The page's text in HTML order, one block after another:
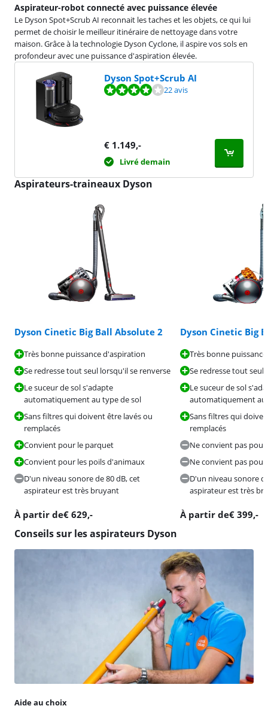
Aspirateur-robot connecté avec puissance élevée
Le Dyson Spot+Scrub AI reconnait les taches et les objets, ce qui lui
permet de choisir le meilleur itinéraire de nettoyage dans votre
maison. Grâce à la technologie Dyson Cyclone, il aspire vos sols en
profondeur avec une puissance d'aspiration élevée.
Dyson Spot+Scrub AI
La note est de 8,2 sur 10, basée sur 22 avis. 22 avis
€ 1.149,-
Livré demain
Aspirateurs-traineaux Dyson
Dyson Cinetic Big Ball Absolute 2
Très bonne puissance d'aspiration
Se redresse tout seul lorsqu'il se renverse
Le suceur de sol s'adapte
automatiquement au type de sol
Sans filtres qui doivent être lavés ou
remplacés
Convient pour le parquet
Convient pour les poils d'animaux
D'un niveau sonore de 80 dB, cet
aspirateur est très bruyant
À partir de€ 629,-
Dyson Cinetic Big
Très bonne
Se redresse tout seul
Le suceur de sol
automatiquement au
Sans filtres qui
remplacés
Ne convient pas
Ne convient pas
D'un niveau sonore
aspirateur est très
À partir de€399,-
Conseils sur les aspirateurs Dyson
Aide au choix